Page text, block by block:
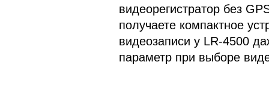
видеорегистратор без
получаете компактное
видеозаписи у LR-4500
параметр при выборе